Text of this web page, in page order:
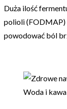
Duża ilość
polioli (FODMAP)
powodować ból
Woda i